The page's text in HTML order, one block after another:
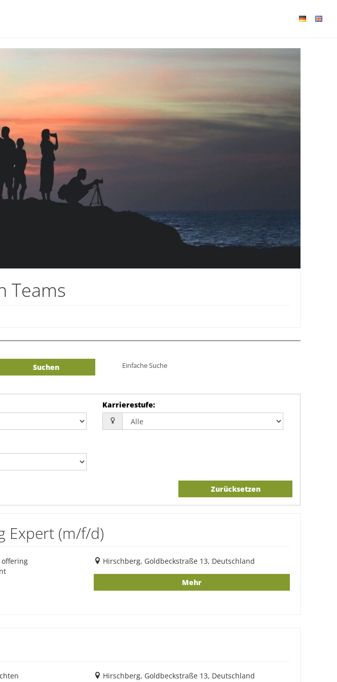
Teams
Suchen Einfache Suche
Karrierestufe:
Zurücksetzen
Expert (m/f/d)
offering
Hirschberg, Goldbeckstraße 13, Deutschland
Mehr
Hirschberg, Goldbeckstraße 13, Deutschland